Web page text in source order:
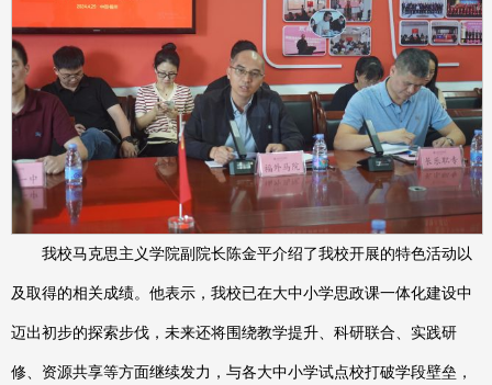
我校马克思主义学院副院长陈金平介绍了我校开展的特色活动以
及取得的相关成绩。他表示，我校已在大中小学思政课一体化建设中
迈出初步的探索步伐，未来还将围绕教学提升、科研联合、实践研
修、资源共享等方面继续发力，与各大中小学试点校打破学段壁垒，